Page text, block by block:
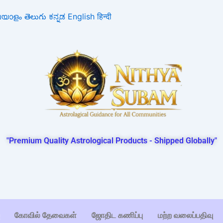
తెలుగు ಕನ್ನಡ English हिन्दी
"Premium Quality Astrological Products - Shipped Globally"
கோவில் தேவைகள் ஜோதிட கணிப்பு மற்ற வலைப்பதிவு